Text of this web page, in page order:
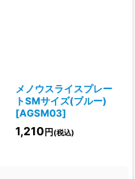
メノウスライスプレー
トSMサイズ(ブルー)
[AGSM03]
1,210 円(税込)